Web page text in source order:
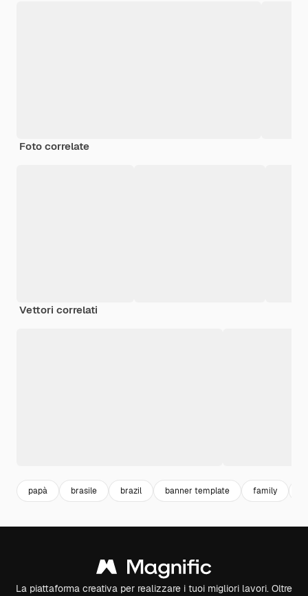
Foto correlate
Vettori correlati
papà brasile brazil banner template family
La piattaforma creativa per realizzare i tuoi migliori lavori. Oltre